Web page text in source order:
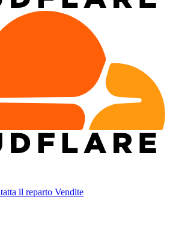
il reparto Vendite